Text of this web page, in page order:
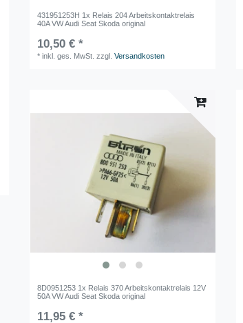
431951253H 1x Relais 204 Arbeitskontaktrelais
40A VW Audi Seat Skoda original
10,50 € *
*inkl. ges. MwSt. zzgl.Versandkosten
8D0951253 1x Relais 370 Arbeitskontaktrelais 12V
50A VW Audi Seat Skoda original
11,95 € *